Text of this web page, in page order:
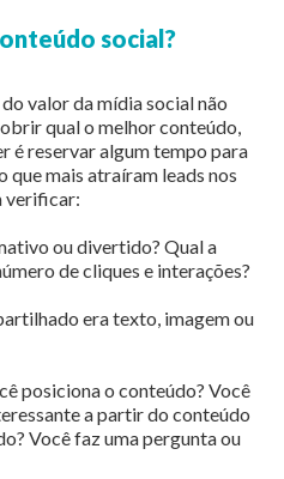
social?
valor da mídia social não
qual o melhor conteúdo,
é reservar algum tempo para
que mais atraíram leads nos
verificar:
ou divertido? Qual a
de cliques e interações?
era texto, imagem ou
posiciona o conteúdo? Você
a partir do conteúdo
Você faz uma pergunta ou